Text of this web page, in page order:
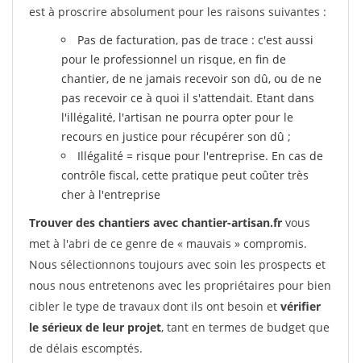
est à proscrire absolument pour les raisons suivantes :
Pas de facturation, pas de trace : c'est aussi
pour le professionnel un risque, en fin de
chantier, de ne jamais recevoir son dû, ou de ne
pas recevoir ce à quoi il s'attendait. Etant dans
l'illégalité, l'artisan ne pourra opter pour le
recours en justice pour récupérer son dû ;
Illégalité = risque pour l'entreprise. En cas de
contrôle fiscal, cette pratique peut coûter très
cher à l'entreprise
Trouver des chantiers avec chantier-artisan.fr vous
met à l'abri de ce genre de « mauvais » compromis.
Nous sélectionnons toujours avec soin les prospects et
nous nous entretenons avec les propriétaires pour bien
cibler le type de travaux dont ils ont besoin et vérifier
le sérieux de leur projet, tant en termes de budget que
de délais escomptés.